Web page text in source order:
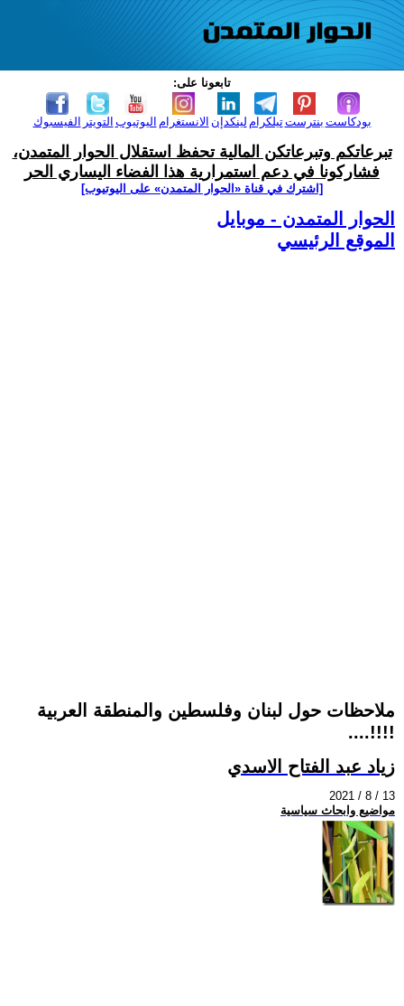
تابعونا على:
الفيسبوك التويتر اليوتيوب الانستغرام لينكدإن تيلكرامبنترست بودكاست
تبرعاتكم وتبرعاتكن المالية تحفظ استقلال الحوار المتمدن،
فشاركونا في دعم استمرارية هذا الفضاء اليساري الحر
[اشترك في قناة ‫«الحوار المتمدن» على اليوتيوب]
الحوار المتمدن - موبايل
الموقع الرئيسي
ملاحظات حول لبنان وفلسطين والمنطقة العربية
....!!!!
زياد عبد الفتاح الاسدي
2021 / 8 / 13
مواضيع وابحاث سياسية